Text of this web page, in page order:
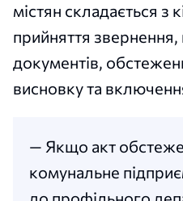
містян складається з
прийняття звернення,
документів,
висновку та
— Якщо акт
комунальне